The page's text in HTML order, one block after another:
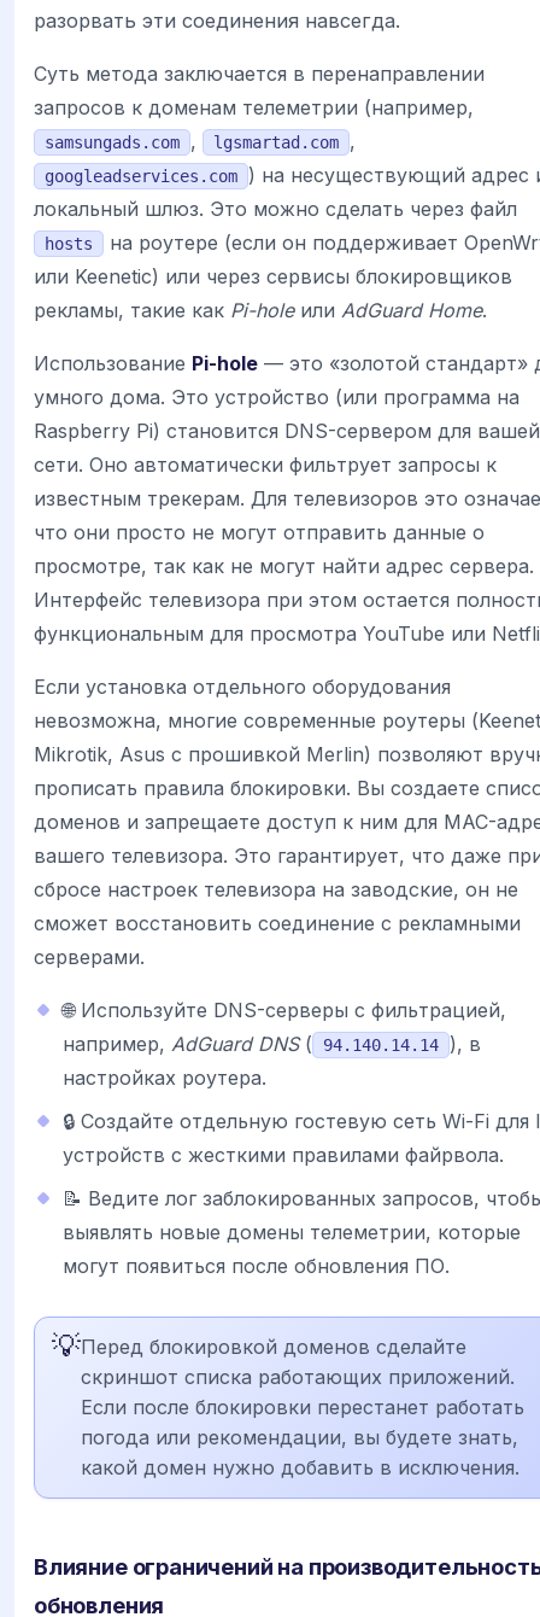
разорвать эти соединения навсегда.
Суть метода заключается в перенаправлении
запросов к доменам телеметрии (например,
samsungads.com , lgsmartad.com ,
googleadservices.com
) на несуществующий адрес
локальный шлюз. Это можно сделать через файл
hosts
на роутере (если он поддерживает
или Keenetic) или через сервисы блокировщиков
рекламы, такие как Pi-holeили AdGuard Home.
Использование Pi-hole — это «золотой стандарт»
умного дома. Это устройство (или программа на
Raspberry Pi) становится DNS-сервером для вашей
сети. Оно автоматически фильтрует запросы к
известным трекерам. Для телевизоров это
что они просто не могут отправить данные о
просмотре, так как не могут найти адрес сервера.
Интерфейс телевизора при этом остается
функциональным для просмотра YouTube или
Если установка отдельного оборудования
невозможна, многие современные роутеры
Mikrotik, Asus с прошивкой Merlin) позволяют
прописать правила блокировки. Вы создаете
доменов и запрещаете доступ к ним для MAC-
вашего телевизора. Это гарантирует, что даже
сбросе настроек телевизора на заводские, он не
сможет восстановить соединение с рекламными
серверами.
🌐 Используйте DNS-серверы с фильтрацией,
например, AdGuard DNS( 94.140.14.14
), в
настройках роутера.
🔒 Создайте отдельную гостевую сеть Wi-Fi для
устройств с жесткими правилами файрвола.
📝 Ведите лог заблокированных запросов,
выявлять новые домены телеметрии, которые
могут появиться после обновления ПО.
💡Перед блокировкой доменов сделайте
скриншот списка работающих приложений.
Если после блокировки перестанет работать
погода или рекомендации, вы будете знать,
какой домен нужно добавить в исключения.
Влияние ограничений на
обновления